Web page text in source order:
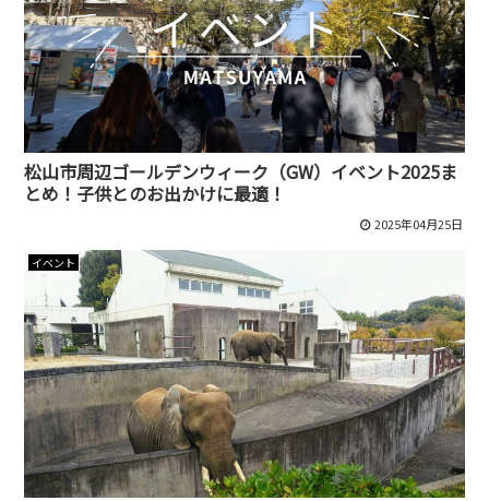
松山市周辺ゴールデンウィーク（GW）イベント2025ま
とめ！子供とのお出かけに最適！
2025年04月25日
イベント